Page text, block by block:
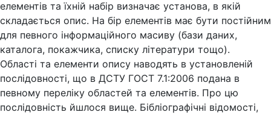
елементів та їхній набір визначає установа, в якій
складається опис. На бір елементів має бути постійним
для певного інформаційного масиву (бази даних,
каталога, покажчика, списку літератури тощо).
Області та елементи опису наводять в установленій
послідовності, що в ДСТУ ГОСТ 7.1:2006 подана в
певному переліку областей та елементів. Про цю
послідовність йшлося вище. Бібліографічні відомості,